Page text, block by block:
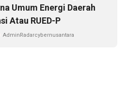
Umum Energi Daerah
Atau RUED-P
AdminRadarcybernusantara